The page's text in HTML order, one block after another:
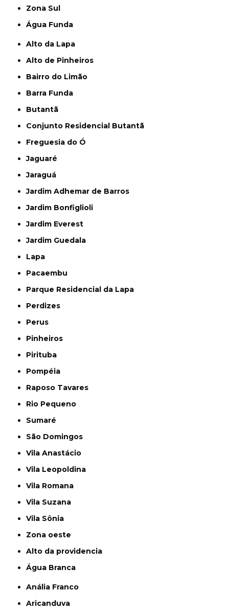
Zona Sul
Água Funda
Alto da Lapa
Alto de Pinheiros
Bairro do Limão
Barra Funda
Butantã
Conjunto Residencial Butantã
Freguesia do Ó
Jaguaré
Jaraguá
Jardim Adhemar de Barros
Jardim Bonfiglioli
Jardim Everest
Jardim Guedala
Lapa
Pacaembu
Parque Residencial da Lapa
Perdizes
Perus
Pinheiros
Pirituba
Pompéia
Raposo Tavares
Rio Pequeno
Sumaré
São Domingos
Vila Anastácio
Vila Leopoldina
Vila Romana
Vila Suzana
Vila Sônia
Zona oeste
alto da providencia
Água Branca
Anália Franco
Aricanduva